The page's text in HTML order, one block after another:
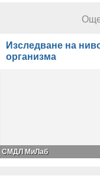
Изследване на
организма
СМДЛ МиЛаб